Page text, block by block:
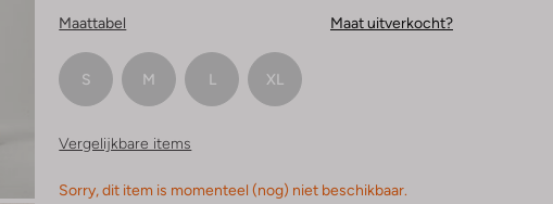
Maattabel Maat uitverkocht?
S M L XL
Vergelijkbare items
Sorry, dit item is momenteel (nog) niet beschikbaar.